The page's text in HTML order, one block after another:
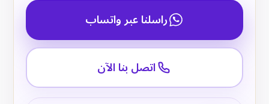
راسلنا عبر واتساب
اتصل بنا الآن